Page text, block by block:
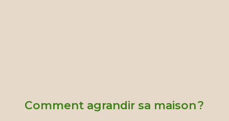
Comment agrandir sa maison ?